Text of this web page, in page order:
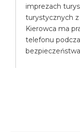
imprezach
turystycznych z
Kierowca ma
telefonu